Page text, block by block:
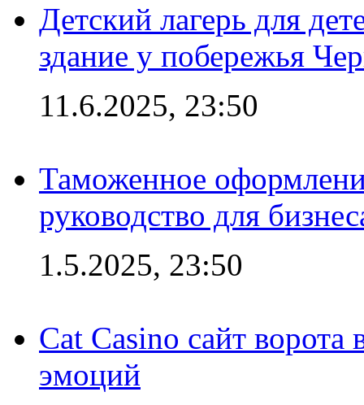
Детский лагерь для
здание у побережья
11.6.2025, 23:50
Таможенное
руководство для
1.5.2025, 23:50
Cat Casino сайт
эмоций